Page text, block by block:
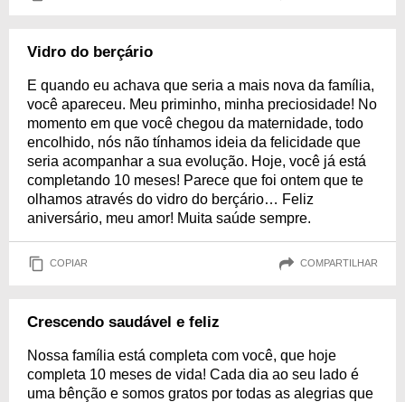
Vidro do berçário
E quando eu achava que seria a mais nova da família,
você apareceu. Meu priminho, minha preciosidade! No
momento em que você chegou da maternidade, todo
encolhido, nós não tínhamos ideia da felicidade que
seria acompanhar a sua evolução. Hoje, você já está
completando 10 meses! Parece que foi ontem que te
olhamos através do vidro do berçário… Feliz
aniversário, meu amor! Muita saúde sempre.
COPIAR COMPARTILHAR
Crescendo saudável e feliz
Nossa família está completa com você, que hoje
completa 10 meses de vida! Cada dia ao seu lado é
uma bênção e somos gratos por todas as alegrias que